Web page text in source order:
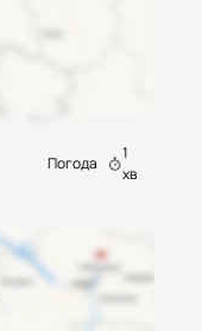
Погода
1
хв